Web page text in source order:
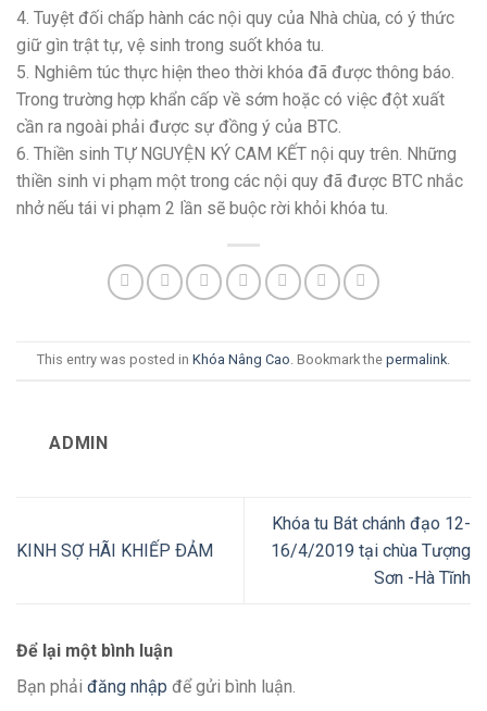
4. Tuyệt đối chấp hành các nội quy của Nhà chùa, có ý thức
giữ gìn trật tự, vệ sinh trong suốt khóa tu.
5. Nghiêm túc thực hiện theo thời khóa đã được thông báo.
Trong trường hợp khẩn cấp về sớm hoặc có việc đột xuất
cần ra ngoài phải được sự đồng ý của BTC.
6. ‎Thiền sinh TỰ NGUYỆN KÝ CAM KẾT nội quy trên. Những
thiền sinh vi phạm một trong các nội quy đã được BTC nhắc
nhở nếu tái vi phạm 2 lần sẽ buộc rời khỏi khóa tu.
This entry was posted in Khóa Nâng Cao . Bookmark the permalink
ADMIN
KINH SỢ HÃI KHIẾP ÐẢM
Khóa tu Bát chánh đạo 12-
16/4/2019 tại chùa Tượng
Sơn -Hà Tĩnh
Để lại một bình luận
Bạn phải đăng nhập để gửi bình luận.